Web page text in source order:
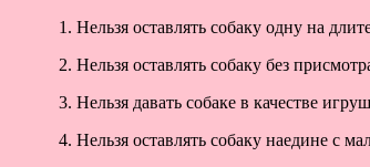
1. Нельзя оставлять собаку одну на
2. Нельзя оставлять собаку без
3. Нельзя давать собаке в качестве
4. Нельзя оставлять собаку наедине с